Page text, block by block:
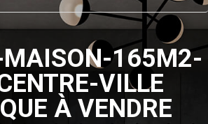
MAISON-165M2-
VILLE
À VENDRE